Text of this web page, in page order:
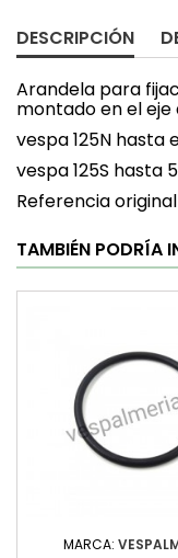
DESCRIPCIÓN
Arandela para
montado en el
vespa 125N hasta
vespa 125S hasta
Referencia original
TAMBIÉN PODRÍA
MARCA: